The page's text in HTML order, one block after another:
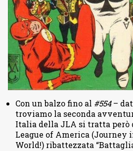
Con un balzo fino al #554–
troviamo la seconda
Italia della JLA si tratta però
League of America (Journey
World!) ribattezzata